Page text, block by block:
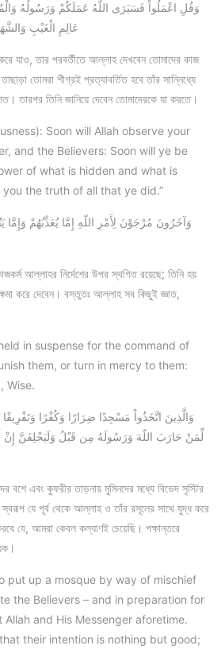
عَالِمِ الْغَيْبِ
যাও, তার পরবর্তীতে আল্লাহ দেখবেন তোমাদের কাজ
তোমরা শীগ্রই প্রত্যাবর্তিত হবে তাঁর সান্নিধ্যে
তারপর তিনি জানিয়ে দেবেন তোমাদেরকে যা করতে।
Soon will Allah observe your
and the Believers: Soon will ye be
of what is hidden and what is
the truth of all that ye did.”
আল্লাহর নির্দেশের উপর স্থগিত রয়েছে; তিনি হয়
করে দেবেন। বস্তুতঃ আল্লাহ সব কিছুই জ্ঞাত,
in suspense for the command of
them, or turn in mercy to them:
Wise.
لِّمَنْ حَارَبَ اللّهَ وَرَسُولَهُ مِن قَبْلُ وَلَيَحْلِفَنَّ إِنْ
বশে এবং কুফরীর তাড়নায় মুমিনদের মধ্যে বিভেদ সৃস্টির
স্বরূপ যে পূর্ব থেকে আল্লাহ ও তাঁর রসূলের সাথে যুদ্ধ করে
যে, আমরা কেবল কল্যাণই চেয়েছি। পক্ষান্তরে
put up a mosque by way of mischief
the Believers – and in preparation for
and His Messenger aforetime.
their intention is nothing but good;